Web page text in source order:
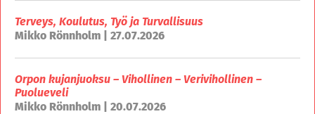
Terveys, Koulutus, Työ ja Turvallisuus
Mikko Rönnholm | 27.07.2026
Orpon kujanjuoksu – Vihollinen – Verivihollinen –
Puolueveli
Mikko Rönnholm | 20.07.2026